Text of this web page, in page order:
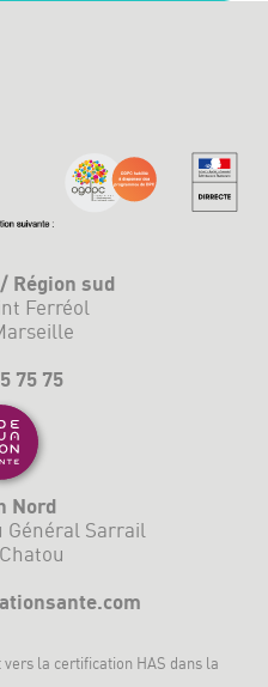
Région sud
Ferréol
75 75
Nord
Général Sarrail
vers la certification HAS dans la